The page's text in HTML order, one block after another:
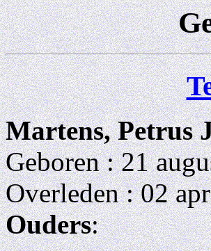
Martens, Petrus
Geboren : 21
Overleden : 02
Ouders: